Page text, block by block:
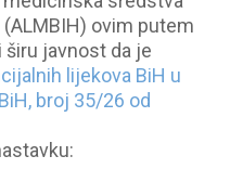
ovim putem
javnost da je
lijekova BiH u
broj 35/26 od